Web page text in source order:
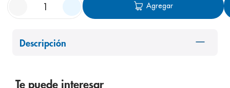
Agregar
Descripción
Te puede interesar
shampoo
8. pediasure
10.prueba embarazo